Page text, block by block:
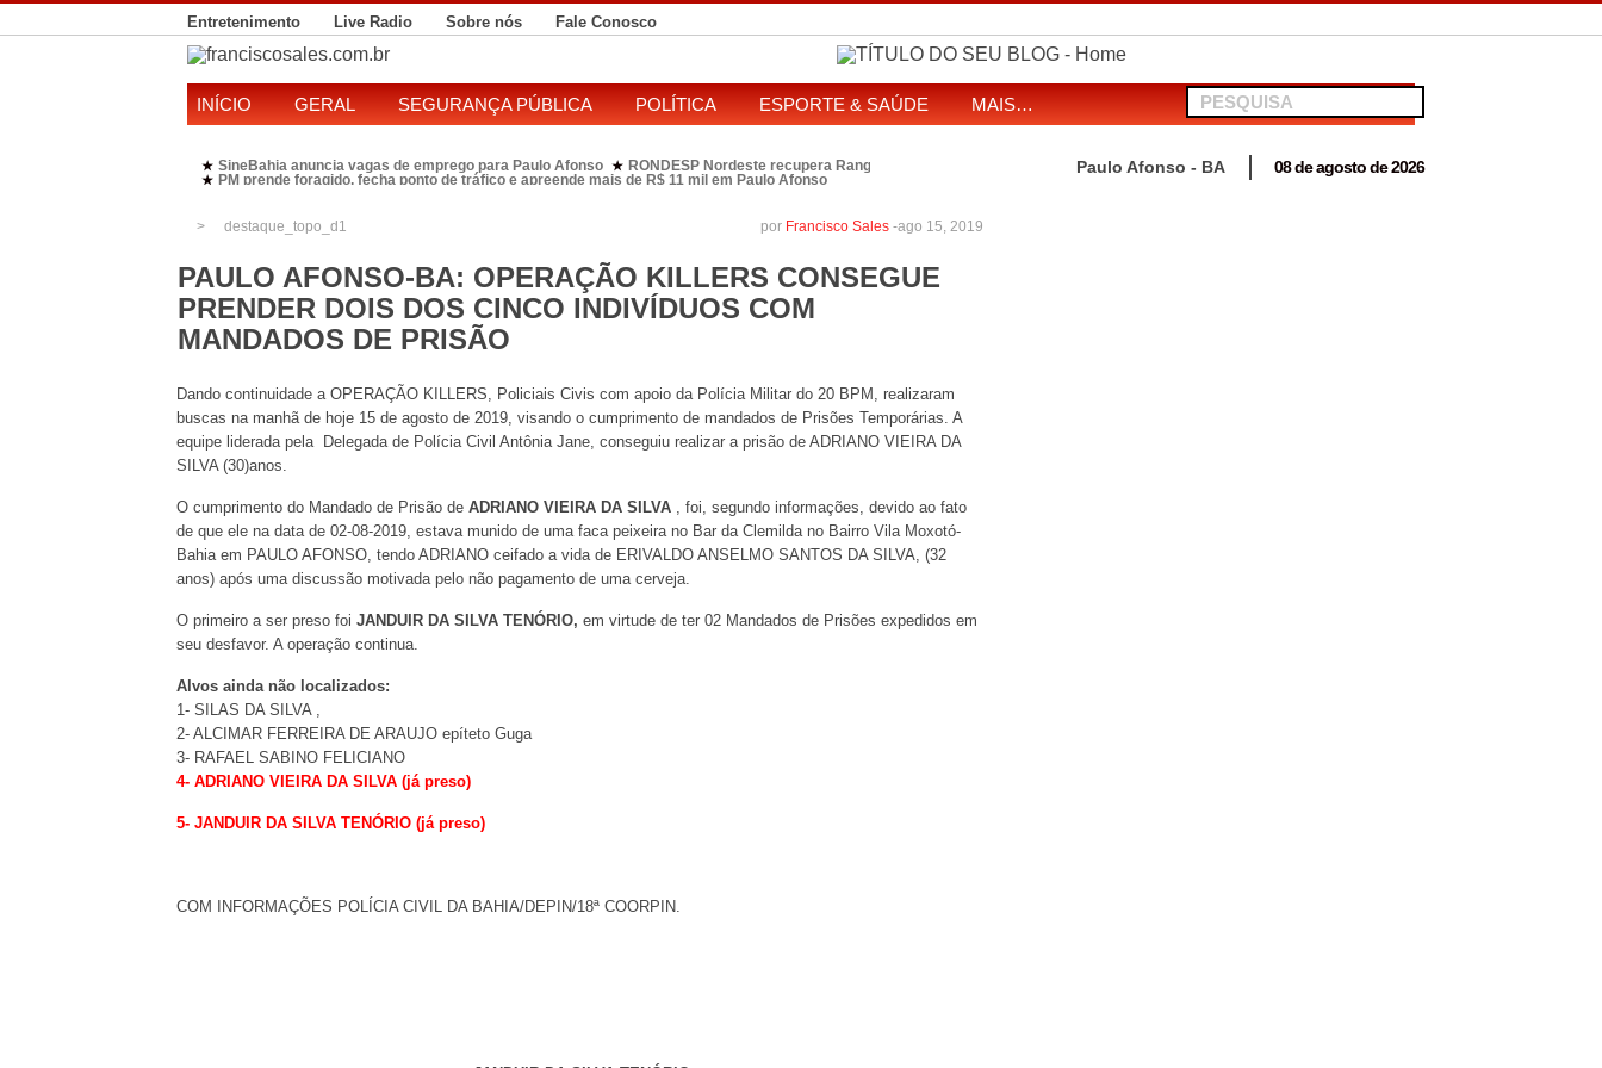
Entretenimento Live Radio Sobre nós Fale Conosco
INÍCIO GERAL SEGURANÇA PÚBLICA POLÍTICA ESPORTE & SAÚDE MAIS…
★ SineBahia anuncia vagas de emprego para Paulo Afonso ★ RONDESP Nordeste recupera Range Rover com restrição por estelionato em Antas
★ PM prende foragido, fecha ponto de tráfico e apreende mais de R$ 11 mil em Paulo Afonso
Paulo Afonso - BA 08 de agosto de 2026
destaque_topo_d1 ago 15, 2019
por Francisco Sales -
PAULO AFONSO-BA: OPERAÇÃO KILLERS CONSEGUE
PRENDER DOIS DOS CINCO INDIVÍDUOS COM
MANDADOS DE PRISÃO
Dando continuidade a OPERAÇÃO KILLERS, Policiais Civis com apoio da Polícia Militar do 20 BPM, realizaram
buscas na manhã de hoje 15 de agosto de 2019, visando o cumprimento de mandados de Prisões Temporárias. A
equipe liderada pela Delegada de Polícia Civil Antônia Jane, conseguiu realizar a prisão de ADRIANO VIEIRA DA
SILVA (30)anos.
O cumprimento do Mandado de Prisão deADRIANO VIEIRA DA SILVA , foi, segundo informações, devido ao fato
de que ele na data de 02-08-2019, estava munido de uma faca peixeira no Bar da Clemilda no Bairro Vila Moxotó-
Bahia em PAULO AFONSO, tendo ADRIANO ceifado a vida de ERIVALDO ANSELMO SANTOS DA SILVA, (32
anos) após uma discussão motivada pelo não pagamento de uma cerveja.
O primeiro a ser preso foiJANDUIR DA SILVA TENÓRIO, em virtude de ter 02 Mandados de Prisões expedidos em
seu desfavor. A operação continua.
Alvos ainda não localizados:
1- SILAS DA SILVA ,
2- ALCIMAR FERREIRA DE ARAUJO epíteto Guga
3- RAFAEL SABINO FELICIANO
4- ADRIANO VIEIRA DA SILVA (já preso)
5- JANDUIR DA SILVA TENÓRIO (já preso)
COM INFORMAÇÕES POLÍCIA CIVIL DA BAHIA/DEPIN/18ª COORPIN.